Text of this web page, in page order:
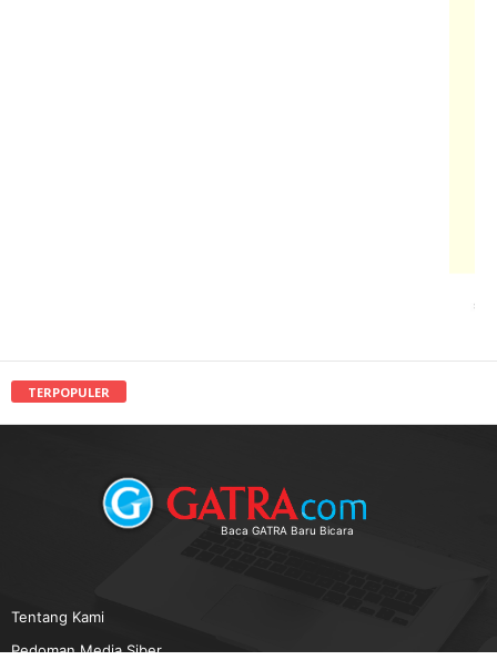
TERPOPULER
Baca GATRA Baru Bicara
Tentang Kami
Pedoman Media Siber